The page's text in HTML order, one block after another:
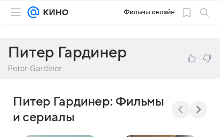
Фильмы онлайн
Питер Гардинер
Peter Gardiner
Питер Гардинер: Фильмы
и сериалы